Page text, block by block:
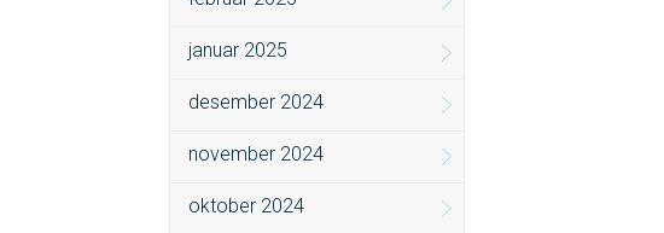
januar 2025
desember 2024
november 2024
oktober 2024